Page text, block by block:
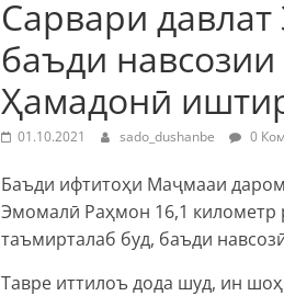
Сарвари
баъди
Ҳамадонӣ
01.10.2021 sado_dushanbe 0
Баъди ифтитоҳи Маҷмааи
Эмомалӣ Раҳмон 16,1 километр
таъмирталаб буд, баъди
Тавре иттилоъ дода шуд, ин